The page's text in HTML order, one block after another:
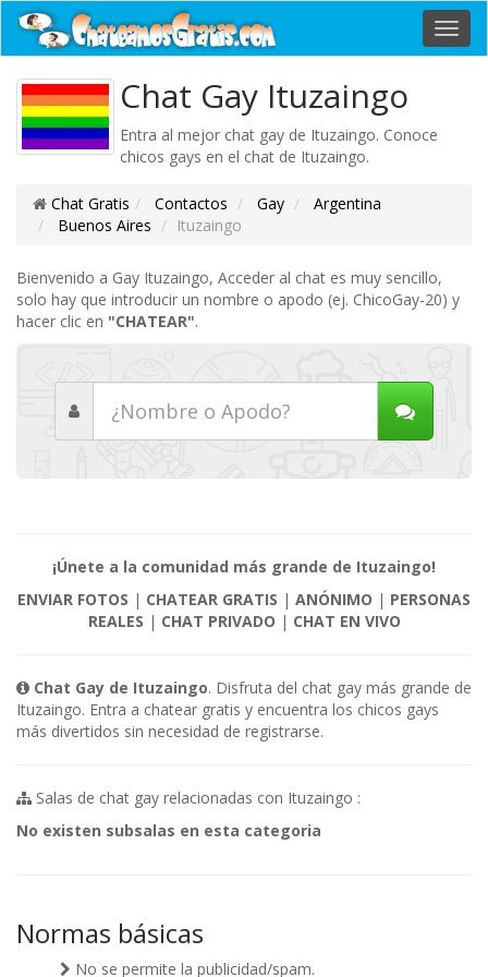
Chat Gay Ituzaingo
Entra al mejor chat gay de Ituzaingo. Conoce
chicos gays en el chat de Ituzaingo.
Chat Gratis Contactos Gay
Argentina
Buenos Aires
Ituzaingo
Bienvenido a Gay Ituzaingo, Acceder al chat es muy sencillo,
solo hay que introducir un nombre o apodo (ej. ChicoGay-20) y
hacer clic en "CHATEAR".
¡Únete a la comunidad más grande de Ituzaingo!
ENVIAR FOTOS | CHATEAR GRATIS | ANÓNIMO | PERSONAS
REALES | CHAT PRIVADO | CHAT EN VIVO
Chat Gay de Ituzaingo. Disfruta del chat gay más grande de
Ituzaingo. Entra a chatear gratis y encuentra los chicos gays
más divertidos sin necesidad de registrarse.
Salas de chat gay relacionadas con Ituzaingo :
No existen subsalas en esta categoria
Normas básicas
No se permite la publicidad/spam.